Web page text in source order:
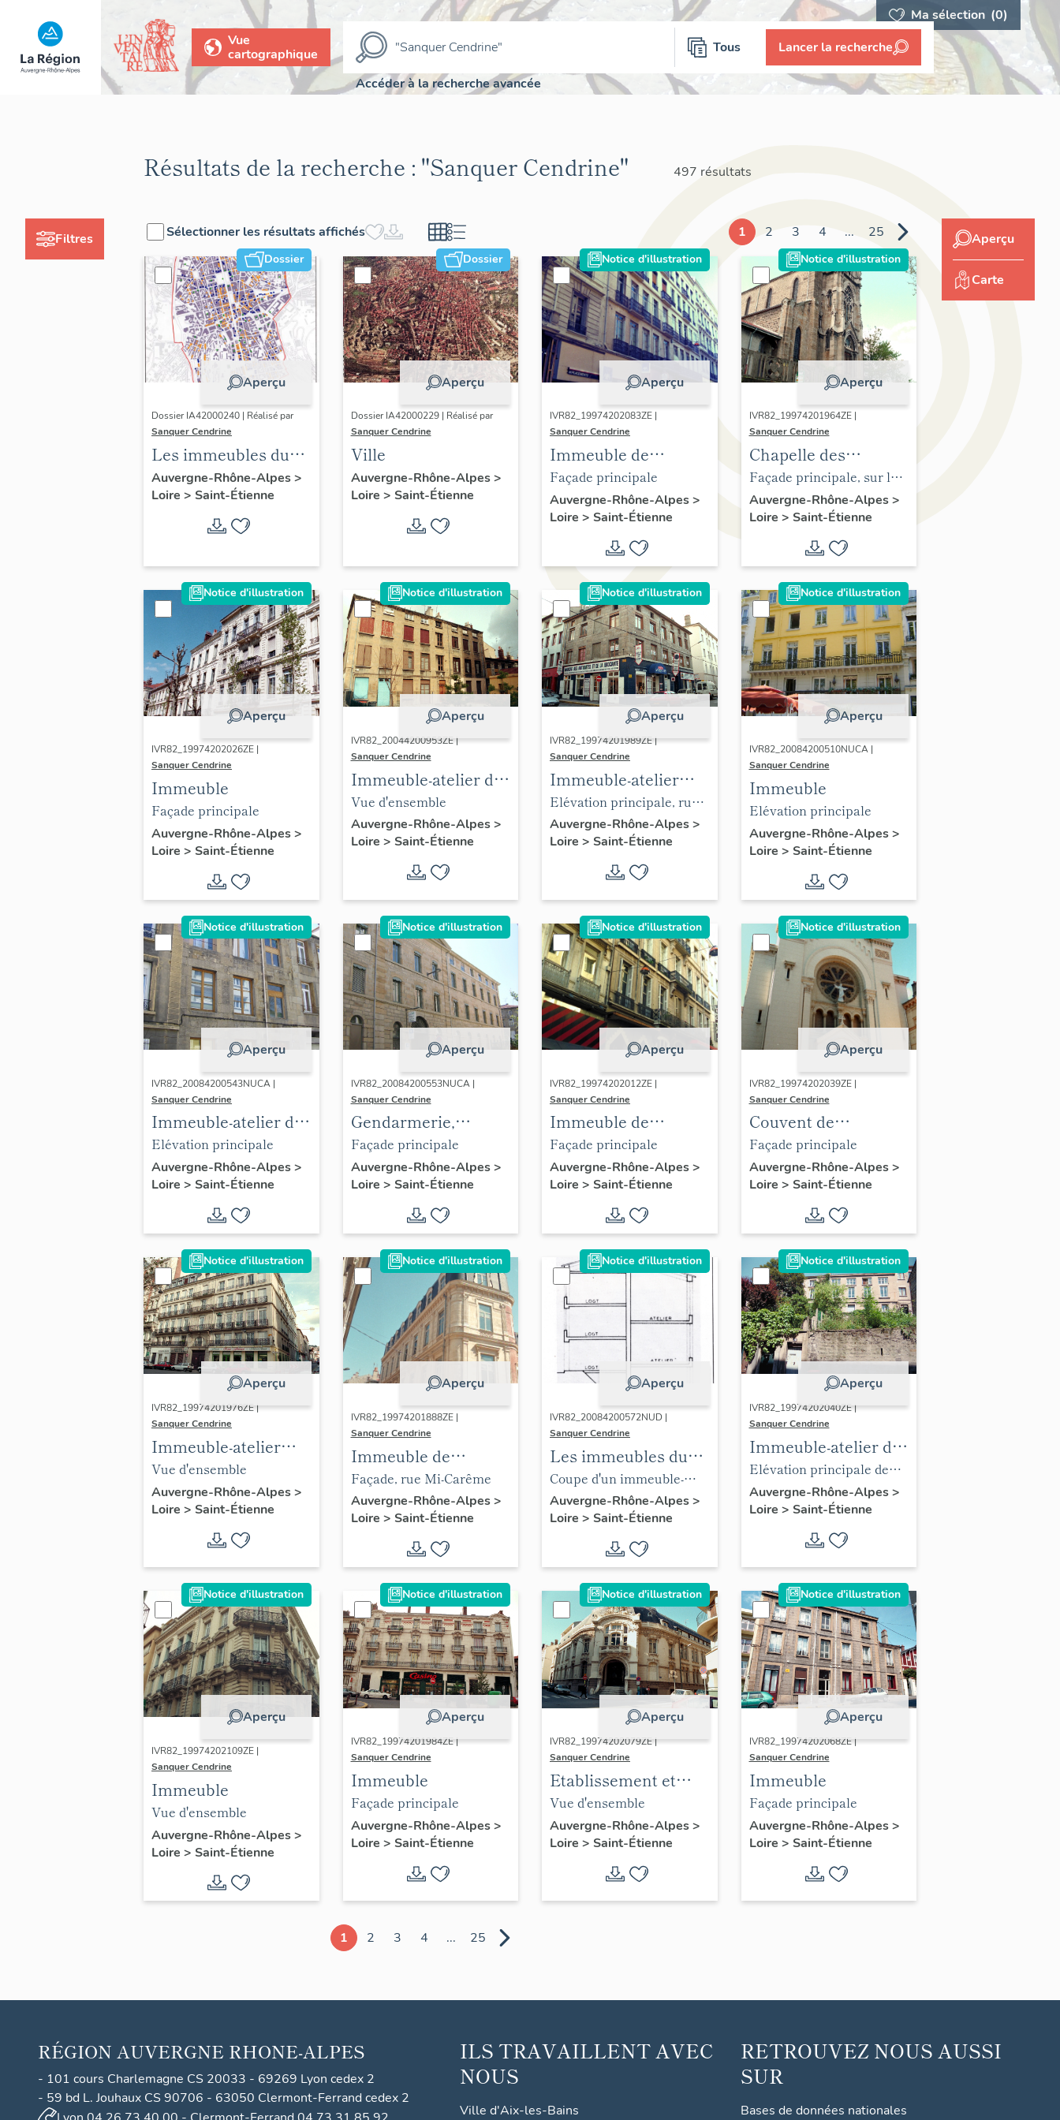
Ma sélection (0)
Vue
cartographique
Tous Lancer la recherche
Accéder à la recherche avancée
Filtres
Résultats de la recherche : "Sanquer Cendrine" 497 résultats
Sélectionner les résultats affichés 1 2 3 4 ... 25
Dossier
Aperçu
Dossier IA42000240 | Réalisé par
Sanquer Cendrine
Les immeubles du
centre de Saint-
Etienne
Auvergne-Rhône-Alpes>
Loire > Saint-Étienne
Dossier
Aperçu
Dossier IA42000229 | Réalisé par
Sanquer Cendrine
Ville
Auvergne-Rhône-Alpes>
Loire > Saint-Étienne
Notice d'illustration
Aperçu
IVR82_19974202083ZE |
Sanquer Cendrine
Immeuble de
négociant dit recette
Façade principale
Auvergne-Rhône-Alpes>
Loire > Saint-Étienne
Notice d'illustration
Aperçu
IVR82_19974201964ZE |
Sanquer Cendrine
Chapelle des
capucins
Façade principale, sur la
place, au nord
Auvergne-Rhône-Alpes>
Loire > Saint-Étienne
Notice d'illustration
Aperçu
IVR82_19974202026ZE |
Sanquer Cendrine
Immeuble
Façade principale
Auvergne-Rhône-Alpes>
Loire > Saint-Étienne
Notice d'illustration
Aperçu
IVR82_20044200953ZE |
Sanquer Cendrine
Immeuble-atelier de
passementier dit
fabrique
Vue d'ensemble
Auvergne-Rhône-Alpes>
Loire > Saint-Étienne
Notice d'illustration
Aperçu
IVR82_19974201989ZE |
Sanquer Cendrine
Immeuble-atelier
d'armurier
Elévation principale, rue
de la Badouillère, et retour
rue de la Mulatière
Auvergne-Rhône-Alpes>
Loire > Saint-Étienne
Notice d'illustration
Aperçu
IVR82_20084200510NUCA |
Sanquer Cendrine
Immeuble
Elévation principale
Auvergne-Rhône-Alpes>
Loire > Saint-Étienne
Notice d'illustration
Aperçu
IVR82_20084200543NUCA |
Sanquer Cendrine
Immeuble-atelier de
passementier dit
fabrique
Elévation principale
Auvergne-Rhône-Alpes>
Loire > Saint-Étienne
Notice d'illustration
Aperçu
IVR82_20084200553NUCA |
Sanquer Cendrine
Gendarmerie,
actuellement
établissement
administratif de la
direction
départementale
sanitaire et sociale
de la Loire
Façade principale
Auvergne-Rhône-Alpes>
Loire > Saint-Étienne
Notice d'illustration
Aperçu
IVR82_19974202012ZE |
Sanquer Cendrine
Immeuble de
négociant dit recette
Façade principale
Auvergne-Rhône-Alpes>
Loire > Saint-Étienne
Notice d'illustration
Aperçu
IVR82_19974202039ZE |
Sanquer Cendrine
Couvent de
franciscaines,
actuellement
chapelle Sainte-
Marie des Anges
Façade principale
Auvergne-Rhône-Alpes>
Loire > Saint-Étienne
Notice d'illustration
Aperçu
IVR82_19974201976ZE |
Sanquer Cendrine
Immeuble-atelier
d'armurier
Vue d'ensemble
Auvergne-Rhône-Alpes>
Loire > Saint-Étienne
Notice d'illustration
Aperçu
IVR82_19974201888ZE |
Sanquer Cendrine
Immeuble de
négociant,
actuellement
perception
Façade, rue Mi-Carême
Auvergne-Rhône-Alpes>
Loire > Saint-Étienne
Notice d'illustration
Aperçu
IVR82_20084200572NUD |
Sanquer Cendrine
Les immeubles du
centre de Saint-
Etienne
Coupe d'un immeuble-
atelier de passementier
Auvergne-Rhône-Alpes>
Loire > Saint-Étienne
Notice d'illustration
Aperçu
IVR82_19974202040ZE |
Sanquer Cendrine
Immeuble-atelier de
passementier dit
fabrique
Elévation principale de
l'immeuble en milieu de
parcelle
Auvergne-Rhône-Alpes>
Loire > Saint-Étienne
Notice d'illustration
Aperçu
IVR82_19974202109ZE |
Sanquer Cendrine
Immeuble
Vue d'ensemble
Auvergne-Rhône-Alpes>
Loire > Saint-Étienne
Notice d'illustration
Aperçu
IVR82_19974201984ZE |
Sanquer Cendrine
Immeuble
Façade principale
Auvergne-Rhône-Alpes>
Loire > Saint-Étienne
Notice d'illustration
Aperçu
IVR82_19974202079ZE |
Sanquer Cendrine
Etablissement et
entrepôt
commerciaux dits
Condition des soies,
puis Ecole
supérieure de
Vue d'ensemble
Auvergne-Rhône-Alpes>
Loire > Saint-Étienne
Notice d'illustration
Aperçu
IVR82_19974202068ZE |
Sanquer Cendrine
Immeuble
Façade principale
Auvergne-Rhône-Alpes>
Loire > Saint-Étienne
1 2 3 4 ... 25
Aperçu
Carte
RÉGION AUVERGNE RHONE-ALPES
- 101 cours Charlemagne CS 20033 - 69269 Lyon cedex 2
- 59 bd L. Jouhaux CS 90706 - 63050 Clermont-Ferrand cedex 2
ILS TRAVAILLENT AVEC
NOUS
Ville d'Aix-les-Bains
RETROUVEZ NOUS AUSSI
SUR
Bases de données nationales